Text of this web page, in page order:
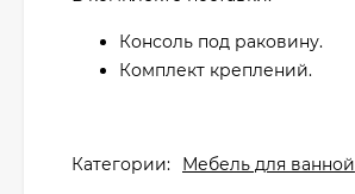
Консоль под раковину.
Комплект креплений.
Категории: Мебель для ванной